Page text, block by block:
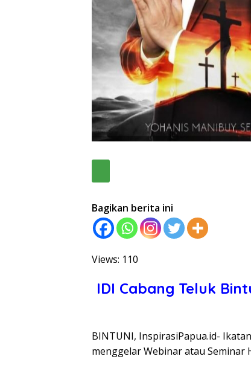
Bagikan berita ini
Views: 110
IDI Cabang Teluk
BINTUNI, InspirasiPapua.id-
menggelar Webinar atau